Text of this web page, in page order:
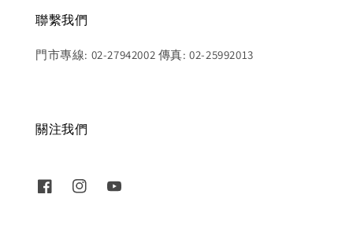
聯繫我們
門市專線: 02-27942002 傳真: 02-25992013
關注我們